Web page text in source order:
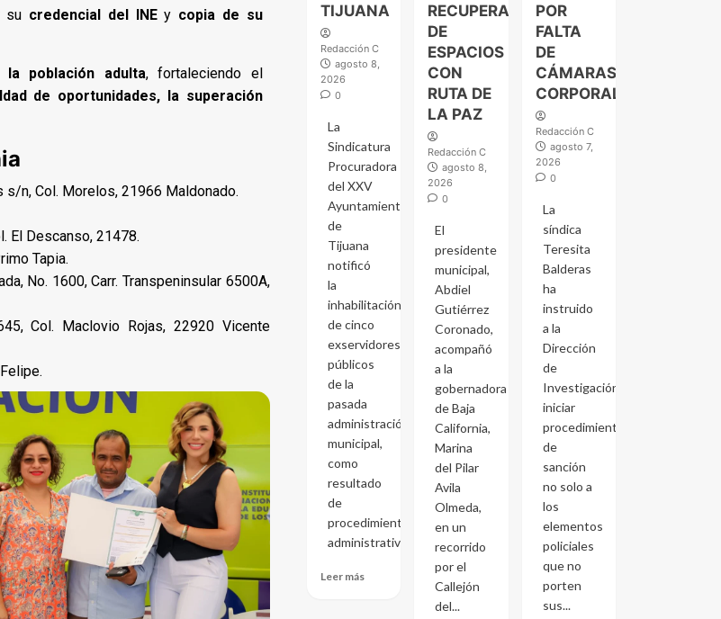
su credencial del INEy copia de su
población adulta, fortaleciendo el
de oportunidades, la superación
s/n, Col. Morelos, 21966 Maldonado.
El Descanso, 21478.
Tapia.
No. 1600, Carr. Transpeninsular 6500A,
Col. Maclovio Rojas, 22920 Vicente
TIJUANA
Redacción C
agosto 8,
2026
0
La
Sindicatura
Procuradora
del XXV
Ayuntamiento
de
Tijuana
notificó
la
inhabilitación
de cinco
exservidores
públicos
de la
pasada
administración
municipal,
como
resultado
de
procedimientos
administrativos...
Leer más
RECUPERACIÓN
DE
ESPACIOS
CON
RUTA DE
LA PAZ
Redacción C
agosto 8,
2026
0
El
presidente
municipal,
Abdiel
Gutiérrez
Coronado,
acompañó
a la
gobernadora
de Baja
California,
Marina
del Pilar
Avila
Olmeda,
en un
recorrido
por el
Callejón
del...
POR
FALTA
DE
CÁMARAS
CORPORALES
Redacción C
agosto 7,
2026
0
La
síndica
Teresita
Balderas
ha
instruido
a la
Dirección
de
Investigación
iniciar
procedimientos
de
sanción
no solo a
los
elementos
policiales
que no
porten
sus...